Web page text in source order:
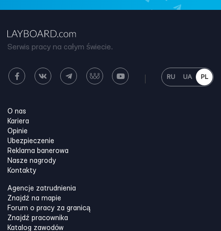
Serwis pracy na całym świecie.
RU UA PL
O nas
Kariera
Opinie
Ubezpieczenie
Reklama banerowa
Nasze nagrody
Kontakty
Agencje zatrudnienia
Znajdź na mapie
Forum o pracy za granicą
Znajdź pracownika
Katalog zawodów